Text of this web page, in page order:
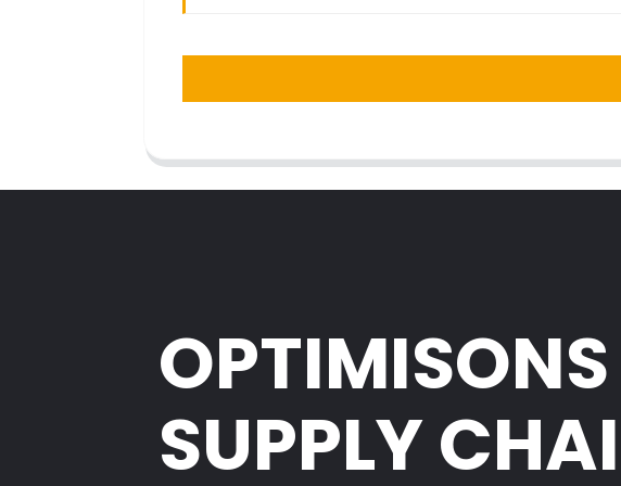
SUPPLY